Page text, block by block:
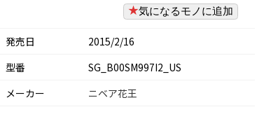
気になるモノに追加
発売日
2015/2/16
型番
SG_B00SM997I2_US
メーカー
ニベア花王